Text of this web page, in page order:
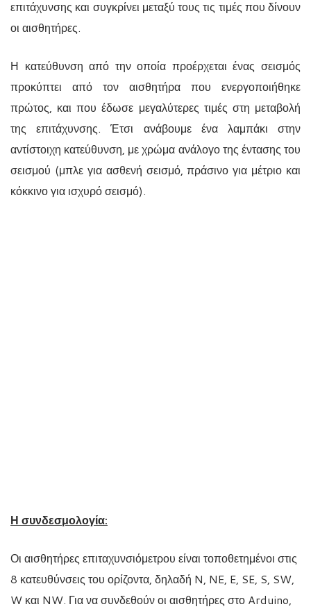
επιτάχυνσης και συγκρίνει μεταξύ τους τις τιμές που δίνουν
οι αισθητήρες.
Η κατεύθυνση από την οποία προέρχεται ένας σεισμός
προκύπτει από τον αισθητήρα που ενεργοποιήθηκε
πρώτος, και που έδωσε μεγαλύτερες τιμές στη μεταβολή
της επιτάχυνσης. Έτσι ανάβουμε ένα λαμπάκι στην
αντίστοιχη κατεύθυνση, με χρώμα ανάλογο της έντασης του
σεισμού (μπλε για ασθενή σεισμό, πράσινο για μέτριο και
κόκκινο για ισχυρό σεισμό).
Η συνδεσμολογία:
Οι αισθητήρες επιταχυνσιόμετρου είναι τοποθετημένοι στις
8 κατευθύνσεις του ορίζοντα, δηλαδή N, NE, E, SE, S, SW,
W και NW. Για να συνδεθούν οι αισθητήρες στο Arduino,